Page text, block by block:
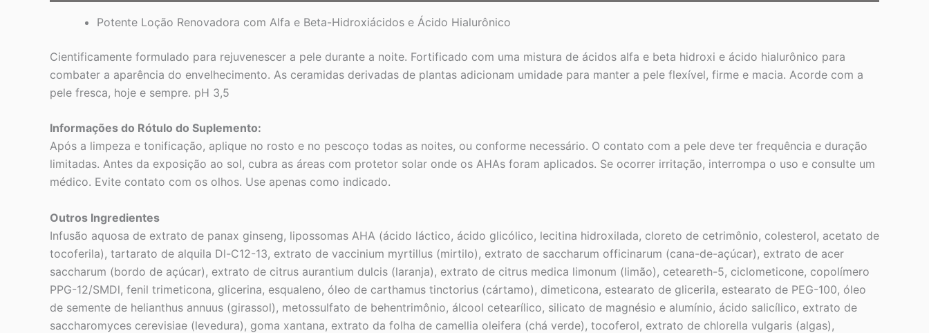
fl
oz)
Potente Loção Renovadora com Alfa e Beta-Hidroxiácidos e Ácido Hialurônico
Cientificamente formulado para rejuvenescer a pele durante a noite. Fortificado com uma mistura de ácidos alfa e beta hidroxi e ácido hialurônico para
combater a aparência do envelhecimento. As ceramidas derivadas de plantas adicionam umidade para manter a pele flexível, firme e macia. Acorde com a
pele fresca, hoje e sempre. pH 3,5
Informações do Rótulo do Suplemento:
Após a limpeza e tonificação, aplique no rosto e no pescoço todas as noites, ou conforme necessário. O contato com a pele deve ter frequência e duração
limitadas. Antes da exposição ao sol, cubra as áreas com protetor solar onde os AHAs foram aplicados. Se ocorrer irritação, interrompa o uso e consulte um
médico. Evite contato com os olhos. Use apenas como indicado.
Outros Ingredientes
Infusão aquosa de extrato de panax ginseng, lipossomas AHA (ácido láctico, ácido glicólico, lecitina hidroxilada, cloreto de cetrimônio, colesterol, acetato de
tocoferila), tartarato de alquila Dl-C12-13, extrato de vaccinium myrtillus (mirtilo), extrato de saccharum officinarum (cana-de-açúcar), extrato de acer
saccharum (bordo de açúcar), extrato de citrus aurantium dulcis (laranja), extrato de citrus medica limonum (limão), ceteareth-5, ciclometicone, copolímero
PPG-12/SMDl, fenil trimeticona, glicerina, esqualeno, óleo de carthamus tinctorius (cártamo), dimeticona, estearato de glicerila, estearato de PEG-100, óleo
de semente de helianthus annuus (girassol), metossulfato de behentrimônio, álcool cetearílico, silicato de magnésio e alumínio, ácido salicílico, extrato de
saccharomyces cerevisiae (levedura), goma xantana, extrato da folha de camellia oleifera (chá verde), tocoferol, extrato de chlorella vulgaris (algas),